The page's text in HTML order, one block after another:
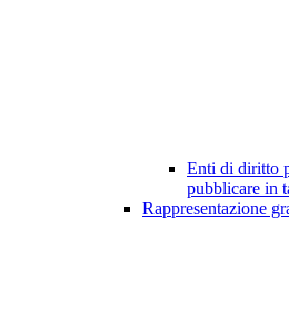
Enti di diritto
pubblicare in
Rappresentazione